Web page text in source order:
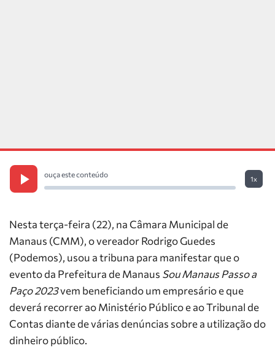
ouça este conteúdo
1x
Nesta terça-feira (22), na Câmara Municipal de
Manaus (CMM), o vereador Rodrigo Guedes
(Podemos), usou a tribuna para manifestar que o
evento da Prefeitura de Manaus Sou Manaus Passo a
Paço 2023vem beneficiando um empresário e que
deverá recorrer ao Ministério Público e ao Tribunal de
Contas diante de várias denúncias sobre a utilização do
dinheiro público.